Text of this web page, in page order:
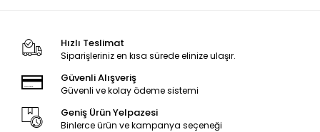
Hızlı Teslimat
Siparişleriniz en kısa sürede elinize ulaşır.
Güvenli Alışveriş
Güvenli ve kolay ödeme sistemi
Geniş Ürün Yelpazesi
Binlerce ürün ve kampanya seçeneği